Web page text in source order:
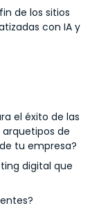
de los sitios
con IA y
el éxito de las
arquetipos de
tu empresa?
digital que